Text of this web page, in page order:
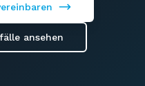
ansehen